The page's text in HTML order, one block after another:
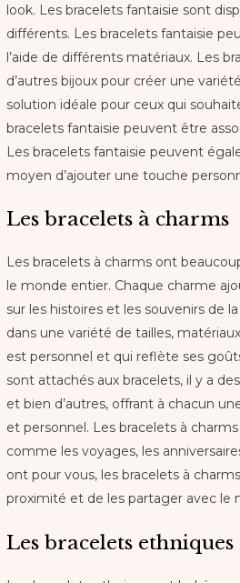
look. Les bracelets fantaisie sont
différents. Les bracelets fantaisie
l’aide de différents matériaux. Les
d’autres bijoux pour créer une
solution idéale pour ceux qui
bracelets fantaisie peuvent être
Les bracelets fantaisie peuvent
moyen d’ajouter une touche
Les bracelets à charms
Les bracelets à charms ont
le monde entier. Chaque charme
sur les histoires et les souvenirs de
dans une variété de tailles,
est personnel et qui reflète ses
sont attachés aux bracelets, il y a
et bien d’autres, offrant à chacun
et personnel. Les bracelets à
comme les voyages, les
ont pour vous, les bracelets à
proximité et de les partager avec le
Les bracelets